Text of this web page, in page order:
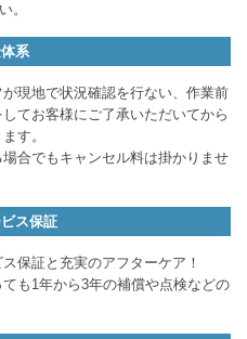
。
系
現地で状況確認を行ない、作業前
てお客様にご了承いただいてから
す。
合でもキャンセル料は掛かりませ
ス保証
保証と充実のアフターケア！
も1年から3年の補償や点検などの